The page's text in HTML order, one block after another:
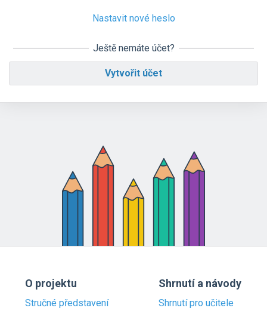
Nastavit nové heslo
Ještě nemáte účet?
Vytvořit účet
O projektu
Stručné představení
Shrnutí a návody
Shrnutí pro učitele